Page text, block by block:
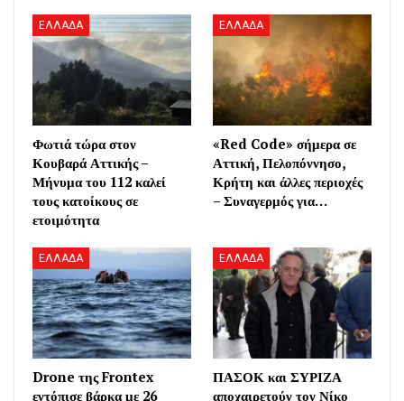
ΕΛΛΑΔΑ
Φωτιά τώρα στον
Κουβαρά Αττικής –
Μήνυμα του 112 καλεί
τους κατοίκους σε
ετοιμότητα
ΕΛΛΑΔΑ
«Red Code» σήμερα σε
Αττική, Πελοπόννησο,
Κρήτη και άλλες περιοχές
– Συναγερμός για…
ΕΛΛΑΔΑ
Drone της Frontex
εντόπισε βάρκα με 26
ΕΛΛΑΔΑ
ΠΑΣΟΚ και ΣΥΡΙΖΑ
αποχαιρετούν τον Νίκο